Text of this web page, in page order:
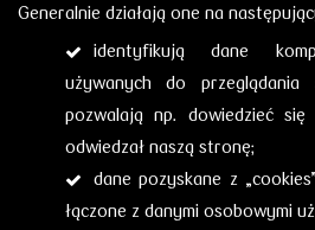
Generalnie działają one na
identyfikują dane
używanych do
pozwalają np. dowiedzieć
odwiedzał naszą stronę;
dane pozyskane z
łączone z danymi osobowymi